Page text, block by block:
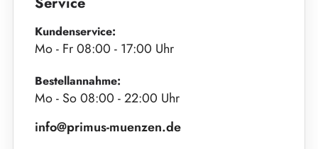
Kundenservice:
Mo - Fr 08:00 - 17:00 Uhr
Bestellannahme:
Mo - So 08:00 - 22:00 Uhr
info@primus-muenzen.de